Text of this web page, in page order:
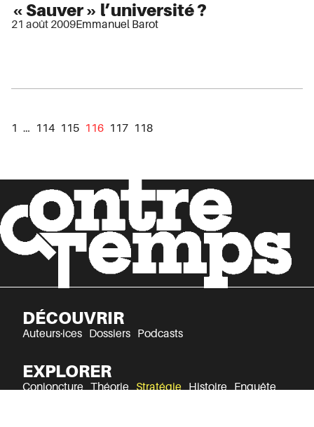
« Sauver » l’université ?
21 août 2009Emmanuel Barot
1 … 114 115 116 117 118
DÉCOUVRIR
Auteurs·ices Dossiers Podcasts
EXPLORER
Conjoncture Théorie Stratégie Histoire Enquête